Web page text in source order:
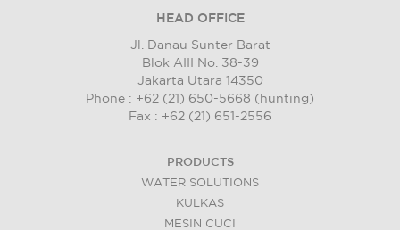
HEAD OFFICE
Jl. Danau Sunter Barat
Blok AIII No. 38-39
Jakarta Utara 14350
Phone : +62 (21) 650-5668 (hunting)
Fax : +62 (21) 651-2556
PRODUCTS
WATER SOLUTIONS
KULKAS
MESIN CUCI